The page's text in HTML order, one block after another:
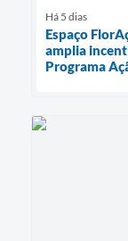
Há 5 dias
Espaço
amplia
Programa